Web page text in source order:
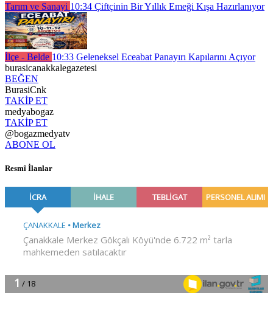
Tarım ve Sanayi 10:34 Çiftçinin Bir Yıllık Emeği Kışa Hazırlanıyor
İlçe - Belde 10:33 Geleneksel Eceabat Panayırı Kapılarını Açıyor
burasicanakkalegazetesi
BEĞEN
BurasiCnk
TAKİP ET
medyabogaz
TAKİP ET
@bogazmedyatv
ABONE OL
Resmî İlanlar